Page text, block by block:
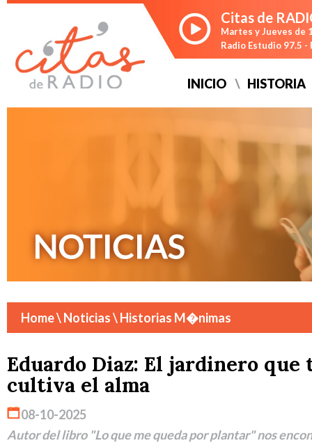
Citas de
Martes y Jueves de
Radio Estudio 97.5 -
INICIO HISTORIA
Home\ Noticias \ Historias M�nimas
Eduardo Diaz: El jardinero que
cultiva el alma
08-10-2025
Autor del libro "Lo que me queda por plantar" nos